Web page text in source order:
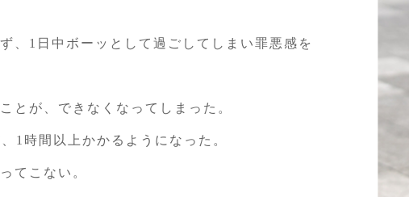
、1日中ボーッとして過ごしてしまい罪悪感を
とが、できなくなってしまった。
1時間以上かかるようになった。
てこない。